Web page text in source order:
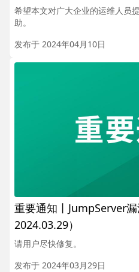
希望本文对广大企业的运维人员
助。
发布于 2024年04月10日
重要通知丨JumpServer
2024.03.29）
请用户尽快修复。
发布于 2024年03月29日